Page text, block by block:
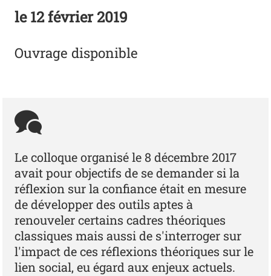
le12 février 2019
Ouvrage disponible
Le colloque organisé le 8 décembre 2017
avait pour objectifs de se demander si la
réflexion sur la confiance était en mesure
de développer des outils aptes à
renouveler certains cadres théoriques
classiques mais aussi de s'interroger sur
l'impact de ces réflexions théoriques sur le
lien social, eu égard aux enjeux actuels.